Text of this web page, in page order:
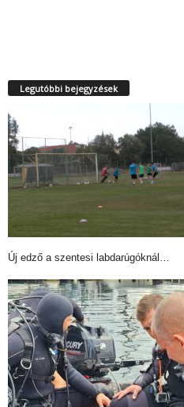
Legutóbbi bejegyzések
Új edző a szentesi labdarúgóknál…